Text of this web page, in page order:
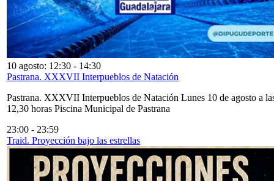
10 agosto: 12:30 - 14:30
Pastrana. XXXVII Interpueblos de Natación
Pastrana. XXXVII Interpueblos de Natación Lunes 10 de agosto a
12,30 horas Piscina Municipal de Pastrana
23:00 - 23:59
Traid. Proyección bajo las estrellas